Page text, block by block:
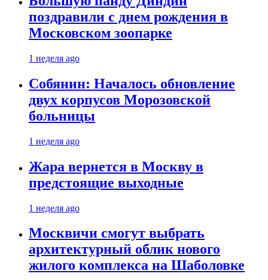
поздравили с днем рождения в
Московском зоопарке
1 неделя ago
Собянин: Началось обновление
двух корпусов Морозовской
больницы
1 неделя ago
Жара вернется в Москву в
предстоящие выходные
1 неделя ago
Москвичи смогут выбрать
архитектурный облик нового
жилого комплекса на Шаболовке